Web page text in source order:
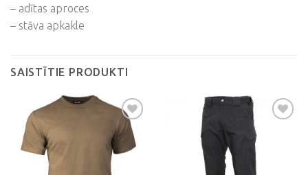
– adītas aproces
– stāva apkakle
SAISTĪTIE PRODUKTI
Pievienot
vēlmju
sarakstam
Pievienot
sarakstam